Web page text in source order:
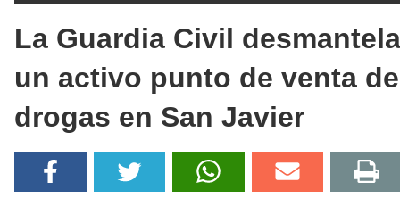
La Guardia Civil desmantela
un activo punto de venta de
drogas en San Javier